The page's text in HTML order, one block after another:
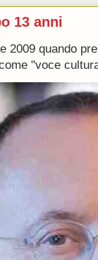
13 anni
2009 quando
"voce